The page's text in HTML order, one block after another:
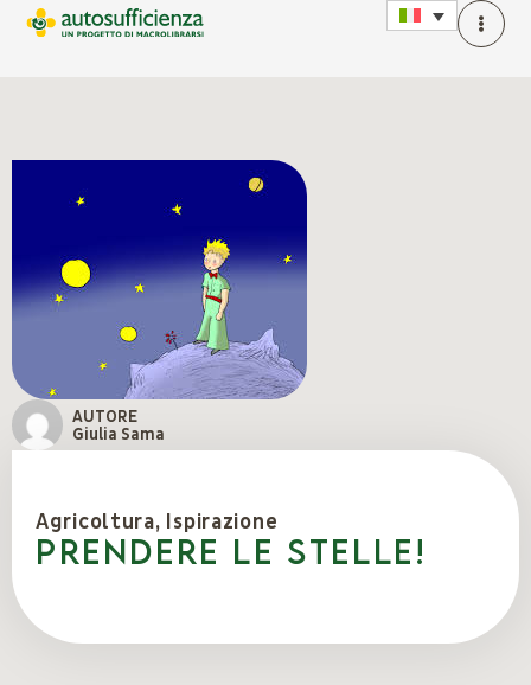
AUTORE
Giulia Sama
Agricoltura, Ispirazione
PRENDERE LE STELLE!